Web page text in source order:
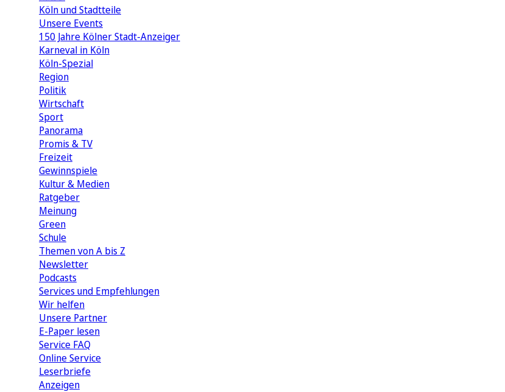
Köln und Stadtteile
Unsere Events
150 Jahre Kölner Stadt-Anzeiger
Karneval in Köln
Köln-Spezial
Region
Politik
Wirtschaft
Sport
Panorama
Promis & TV
Freizeit
Gewinnspiele
Kultur & Medien
Ratgeber
Meinung
Green
Schule
Themen von A bis Z
Newsletter
Podcasts
Services und Empfehlungen
Wir helfen
Unsere Partner
E-Paper lesen
Service FAQ
Online Service
Leserbriefe
Anzeigen